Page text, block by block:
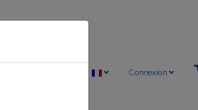
Connexion